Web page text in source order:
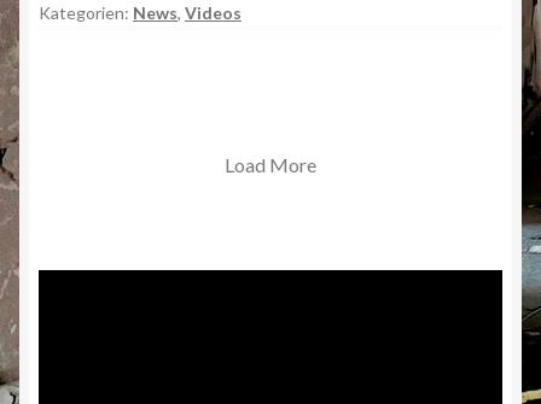
Kategorien: News, Videos
Load More